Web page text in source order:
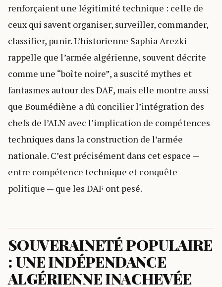
renforçaient une légitimité technique : celle de
ceux qui savent organiser, surveiller, commander,
classifier, punir. L’historienne Saphia Arezki
rappelle que l’armée algérienne, souvent décrite
comme une “boîte noire”, a suscité mythes et
fantasmes autour des DAF, mais elle montre aussi
que Boumédiène a dû concilier l’intégration des
chefs de l’ALN avec l’implication de compétences
techniques dans la construction de l’armée
nationale. C’est précisément dans cet espace —
entre compétence technique et conquête
politique — que les DAF ont pesé.
SOUVERAINETÉ POPULAIRE
: UNE INDÉPENDANCE
ALGÉRIENNE INACHEVÉE